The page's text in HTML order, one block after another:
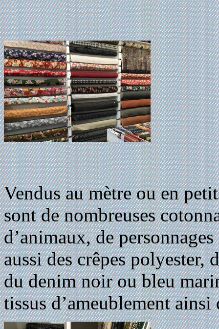
Vendus au mètre ou en
sont de nombreuses
d’animaux, de
aussi des crêpes polyester,
du denim noir ou bleu
tissus d’ameublement